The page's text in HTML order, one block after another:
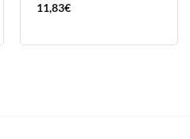
11,83€